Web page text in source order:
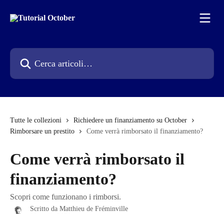
Cerca articoli…
Tutte le collezioni
Richiedere un finanziamento su October
Rimborsare un prestito
Come verrà rimborsato il finanziamento?
Come verrà rimborsato il
finanziamento?
Scopri come funzionano i rimborsi.
Scritto da Matthieu de Fréminville